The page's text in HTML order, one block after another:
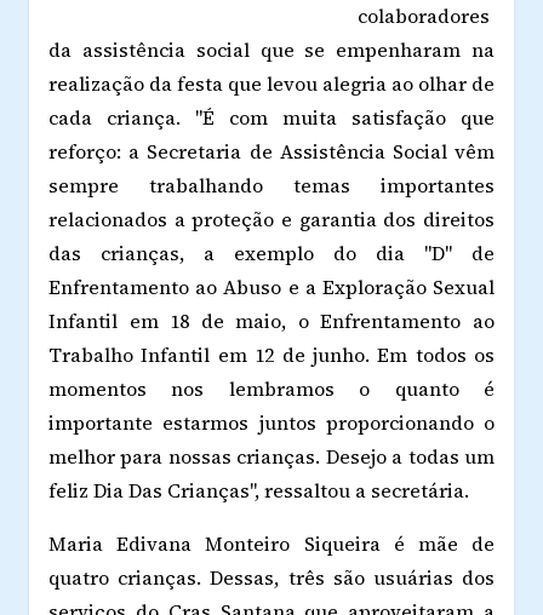
colaboradores
da assistência social que se empenharam na
realização da festa que levou alegria ao olhar de
cada criança. "É com muita satisfação que
reforço: a Secretaria de Assistência Social vêm
sempre trabalhando temas importantes
relacionados a proteção e garantia dos direitos
das crianças, a exemplo do dia "D" de
Enfrentamento ao Abuso e a Exploração Sexual
Infantil em 18 de maio, o Enfrentamento ao
Trabalho Infantil em 12 de junho. Em todos os
momentos nos lembramos o quanto é
importante estarmos juntos proporcionando o
melhor para nossas crianças. Desejo a todas um
feliz Dia Das Crianças", ressaltou a secretária.
Maria Edivana Monteiro Siqueira é mãe de
quatro crianças. Dessas, três são usuárias dos